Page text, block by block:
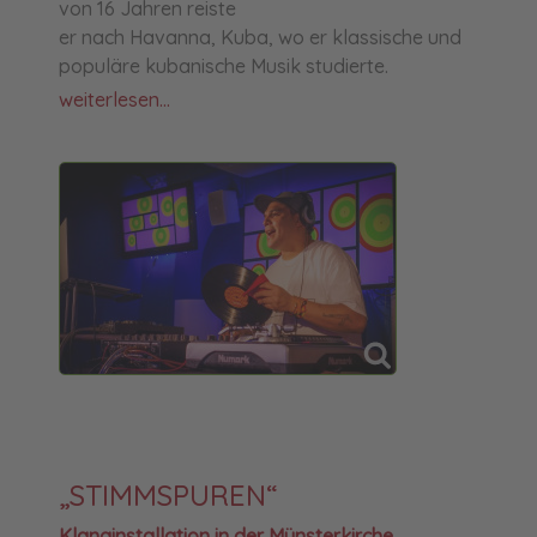
von 16 Jahren reiste
er nach Havanna, Kuba, wo er klassische und
populäre kubanische Musik studierte.
weiterlesen...
„STIMMSPUREN“